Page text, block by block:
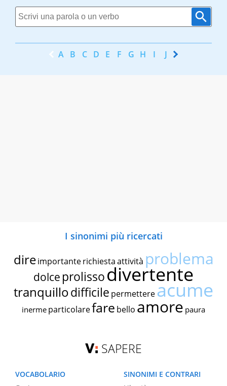
A B C D E F G H I J K
I sinonimi più ricercati
dire importante richiestaattività problema
dolce prolissodivertente
tranquillodifficile permettereacume
inerme particolarefare bello amore paura
SAPERE
VOCABOLARIO
SINONIMI E CONTRARI